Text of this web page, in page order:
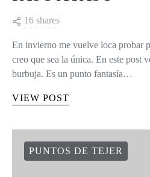
16 shares
En invierno me vuelve loca probar
creo que sea la única. En este post
burbuja. Es un punto fantasía…
VIEW POST
PUNTOS DE TEJER